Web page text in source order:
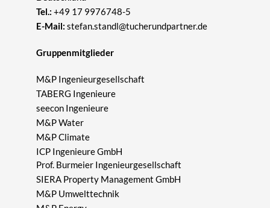
Gruppenmitglieder
M&P Ingenieurgesellschaft
TABERG Ingenieure
seecon Ingenieure
M&P Water
M&P Climate
ICP Ingenieure GmbH
Prof. Burmeier Ingenieurgesellschaft
SIERA Property Management GmbH
M&P Umwelttechnik
Tel.: +49 17 9976748-5
E-Mail: stefan.standl@tucherundpartner.de